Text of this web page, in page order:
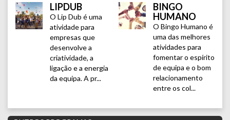
LIPDUB
O Lip Dub é uma
atividade para
empresas que
desenvolve a
criatividade, a
ligação e a energia
da equipa. A pr...
BINGO
HUMANO
O Bingo Humano é
uma das melhores
atividades para
fomentar o espírito
de equipa e o bom
relacionamento
entre os col...